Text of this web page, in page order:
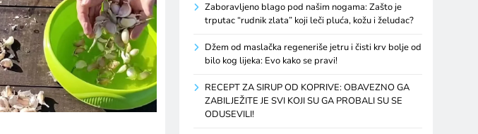
Zaboravljeno blago pod našim nogama: Zašto je
trputac “rudnik zlata” koji leči pluća, kožu i želudac?
Džem od maslačka regeneriše jetru i čisti krv bolje od
bilo kog lijeka: Evo kako se pravi!
RECEPT ZA SIRUP OD KOPRIVE: OBAVEZNO GA
ZABILJEŽITE JE SVI KOJI SU GA PROBALI SU SE
ODUSEVILI!